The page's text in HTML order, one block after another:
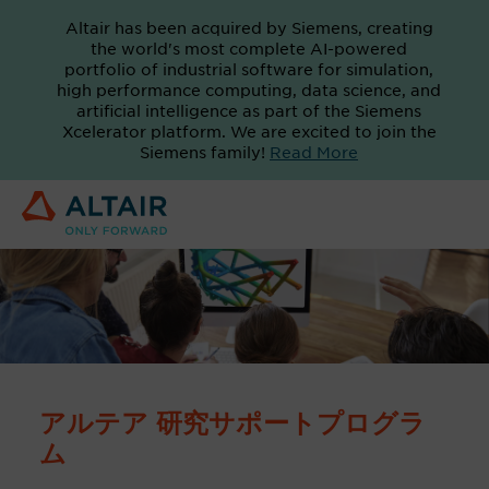
Altair has been acquired by Siemens, creating
the world's most complete AI-powered
portfolio of industrial software for simulation,
high performance computing, data science, and
artificial intelligence as part of the Siemens
Xcelerator platform. We are excited to join the
Siemens family! Read More
アルテア 研究サポートプログラ
ム